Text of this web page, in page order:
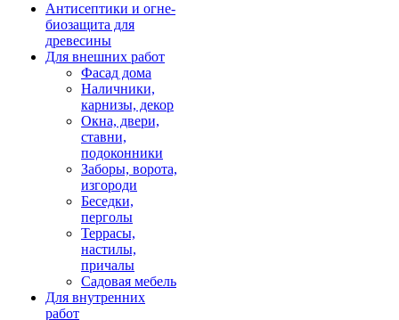
Антисептики и огне-
биозащита для
древесины
Для внешних работ
Фасад дома
Наличники,
карнизы, декор
Окна, двери,
ставни,
подоконники
Заборы, ворота,
изгороди
Беседки,
перголы
Террасы,
настилы,
причалы
Садовая мебель
Для внутренних
работ